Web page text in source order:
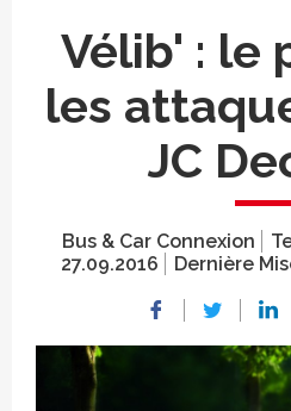
Vélib' : le
les
JC
Bus & Car Connexion
27.09.2016
Dernière